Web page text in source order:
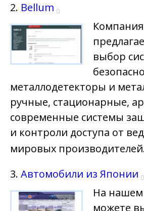
2. Bellum 0
выбор
металлодетекторы и
ручные, стационарные,
современные системы
и контроли доступа от
мировых
3. Автомобили из Японии 0
На нашем
можете